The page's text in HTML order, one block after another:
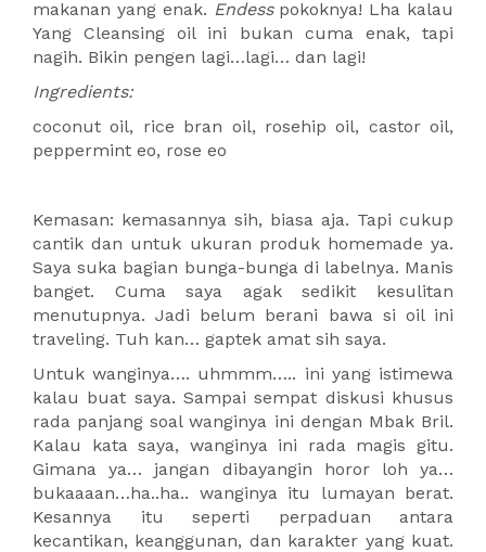
makanan yang enak. Endesspokoknya! Lha kalau
Yang Cleansing oil ini bukan cuma enak, tapi
nagih. Bikin pengen lagi…lagi… dan lagi!
Ingredients:
coconut oil, rice bran oil, rosehip oil, castor oil,
peppermint eo, rose eo
Kemasan: kemasannya sih, biasa aja. Tapi cukup
cantik dan untuk ukuran produk homemade ya.
Saya suka bagian bunga-bunga di labelnya. Manis
banget. Cuma saya agak sedikit kesulitan
menutupnya. Jadi belum berani bawa si oil ini
traveling. Tuh kan… gaptek amat sih saya.
Untuk wanginya…. uhmmm….. ini yang istimewa
kalau buat saya. Sampai sempat diskusi khusus
rada panjang soal wanginya ini dengan Mbak Bril.
Kalau kata saya, wanginya ini rada magis gitu.
Gimana ya… jangan dibayangin horor loh ya…
bukaaaan…ha..ha.. wanginya itu lumayan berat.
Kesannya itu seperti perpaduan antara
kecantikan, keanggunan, dan karakter yang kuat.